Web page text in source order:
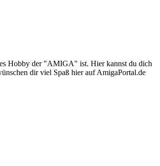
Hobby der "AMIGA" ist. Hier kannst du dich
dir viel Spaß hier auf AmigaPortal.de